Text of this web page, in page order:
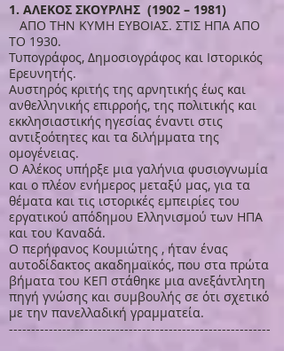
1. ΑΛΕΚΟΣ ΣΚΟΥΡΛΗΣ (1902 – 1981)
ΑΠΟ ΤΗΝ ΚΥΜΗ ΕΥΒΟΙΑΣ. ΣΤΙΣ ΗΠΑ ΑΠΟ
ΤΟ 1930.
Τυπογράφος, Δημοσιογράφος και Ιστορικός
Ερευνητής.
Αυστηρός κριτής της αρνητικής έως και
ανθελληνικής επιρροής, της πολιτικής και
εκκλησιαστικής ηγεσίας έναντι στις
αντιξοότητες και τα διλήμματα της
ομογένειας.
Ο Αλέκος υπήρξε μια γαλήνια φυσιογνωμία
και ο πλέον ενήμερος μεταξύ μας, για τα
θέματα και τις ιστορικές εμπειρίες του
εργατικού απόδημου Ελληνισμού των ΗΠΑ
και του Καναδά.
Ο περήφανος Κουμιώτης , ήταν ένας
αυτοδίδακτος ακαδημαϊκός, που στα πρώτα
βήματα του ΚΕΠ στάθηκε μια ανεξάντλητη
πηγή γνώσης και συμβουλής σε ότι σχετικό
με την πανελλαδική γραμματεία.
-----------------------------------------------------------